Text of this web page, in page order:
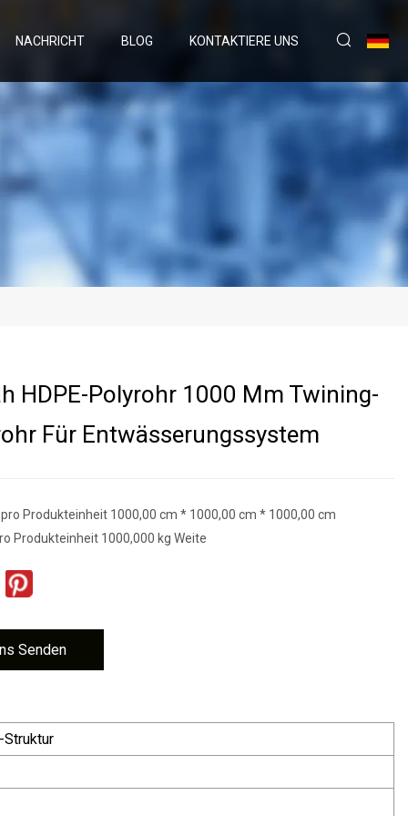
NACHRICHT BLOG KONTAKTIERE UNS
HDPE-Polyrohr 1000 Mm Twining-
Für Entwässerungssystem
Produkteinheit 1000,00 cm * 1000,00 cm * 1000,00 cm
Produkteinheit 1000,000 kg Weite
Senden
Struktur